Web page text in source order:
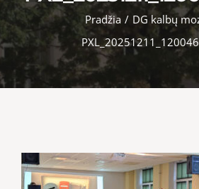
Pradžia / DG kalbų